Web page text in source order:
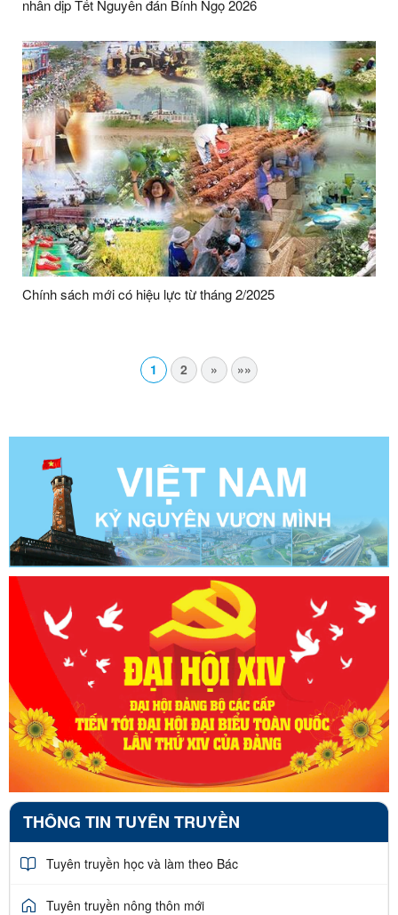
nhân dịp Tết Nguyên đán Bính Ngọ 2026
Chính sách mới có hiệu lực từ tháng 2/2025
1 2 » »»
THÔNG TIN TUYÊN TRUYỀN
Tuyên truyền học và làm theo Bác
Tuyên truyền nông thôn mới